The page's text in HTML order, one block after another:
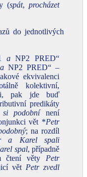
(spát, procházet
do jednotlivých
aNP2 PRED“
aNP2 PRED“ –
ekvivalenci
kolektivní,
pak jde buď
predikáty
podobnínení
vět *Petr
; na rozdíl
a Karel spali
spal, případně
čtení věty Petr
vět Petr zvedl